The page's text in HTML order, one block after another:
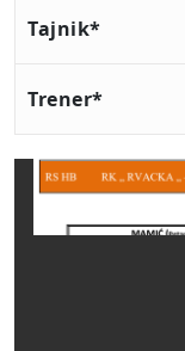
Tajnik*
Trener*